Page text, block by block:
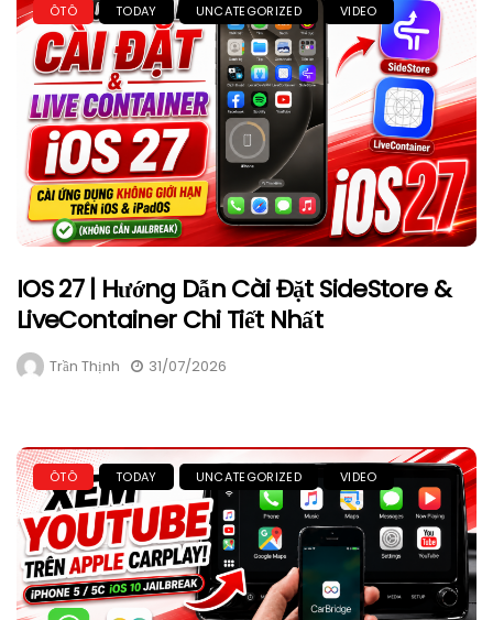
ÔTÔ TODAY UNCATEGORIZED VIDEO
IOS 27 | Hướng Dẫn Cài Đặt SideStore &
LiveContainer Chi Tiết Nhất
Trần Thịnh 31/07/2026
ÔTÔ TODAY UNCATEGORIZED VIDEO